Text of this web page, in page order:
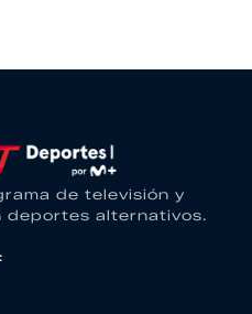
de televisión y
deportes alternativos.